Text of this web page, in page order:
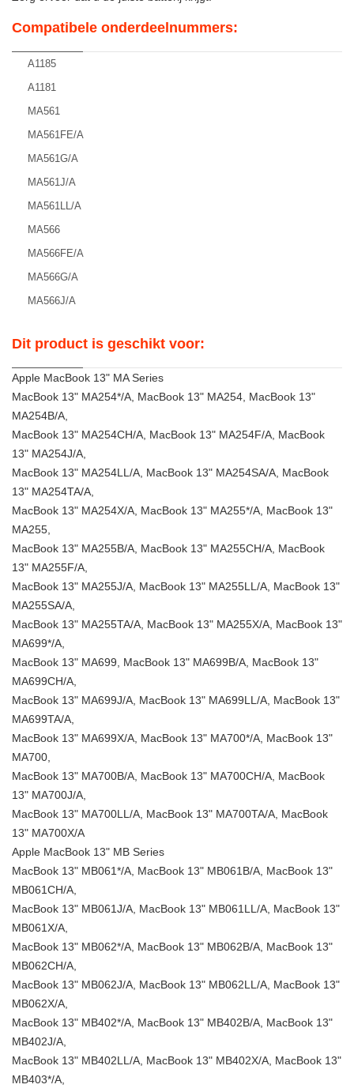
Compatibele onderdeelnummers:
A1185
A1181
MA561
MA561FE/A
MA561G/A
MA561J/A
MA561LL/A
MA566
MA566FE/A
MA566G/A
MA566J/A
Dit product is geschikt voor:
Apple MacBook 13" MA Series
MacBook 13" MA254*/A, MacBook 13" MA254, MacBook 13"
MA254B/A,
MacBook 13" MA254CH/A, MacBook 13" MA254F/A, MacBook
13" MA254J/A,
MacBook 13" MA254LL/A, MacBook 13" MA254SA/A, MacBook
13" MA254TA/A,
MacBook 13" MA254X/A, MacBook 13" MA255*/A, MacBook 13"
MA255,
MacBook 13" MA255B/A, MacBook 13" MA255CH/A, MacBook
13" MA255F/A,
MacBook 13" MA255J/A, MacBook 13" MA255LL/A, MacBook 13"
MA255SA/A,
MacBook 13" MA255TA/A, MacBook 13" MA255X/A, MacBook 13"
MA699*/A,
MacBook 13" MA699, MacBook 13" MA699B/A, MacBook 13"
MA699CH/A,
MacBook 13" MA699J/A, MacBook 13" MA699LL/A, MacBook 13"
MA699TA/A,
MacBook 13" MA699X/A, MacBook 13" MA700*/A, MacBook 13"
MA700,
MacBook 13" MA700B/A, MacBook 13" MA700CH/A, MacBook
13" MA700J/A,
MacBook 13" MA700LL/A, MacBook 13" MA700TA/A, MacBook
13" MA700X/A
Apple MacBook 13" MB Series
MacBook 13" MB061*/A, MacBook 13" MB061B/A, MacBook 13"
MB061CH/A,
MacBook 13" MB061J/A, MacBook 13" MB061LL/A, MacBook 13"
MB061X/A,
MacBook 13" MB062*/A, MacBook 13" MB062B/A, MacBook 13"
MB062CH/A,
MacBook 13" MB062J/A, MacBook 13" MB062LL/A, MacBook 13"
MB062X/A,
MacBook 13" MB402*/A, MacBook 13" MB402B/A, MacBook 13"
MB402J/A,
MacBook 13" MB402LL/A, MacBook 13" MB402X/A, MacBook 13"
MB403*/A,